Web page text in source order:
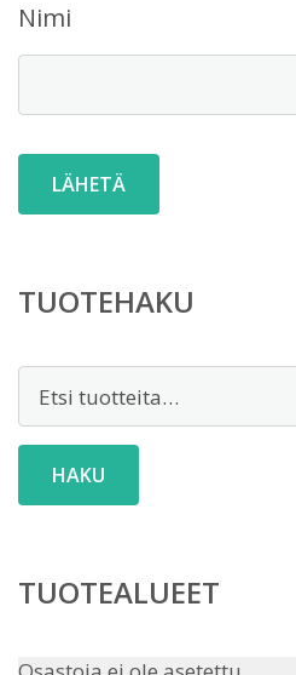
Nimi
TUOTEHAKU
HAKU
TUOTEALUEET